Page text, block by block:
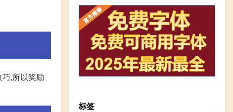
,所以奖励
标签